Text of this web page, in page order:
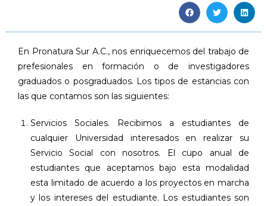
En Pronatura Sur A.C., nos enriquecemos del trabajo de
prefesionales en formación o de investigadores
graduados o posgraduados. Los tipos de estancias con
las que contamos son las siguientes:
Servicios Sociales. Recibimos a estudiantes de
cualquier Universidad interesados en realizar su
Servicio Social con nosotros. El cupo anual de
estudiantes que aceptamos bajo esta modalidad
esta limitado de acuerdo a los proyectos en marcha
y los intereses del estudiante. Los estudiantes son